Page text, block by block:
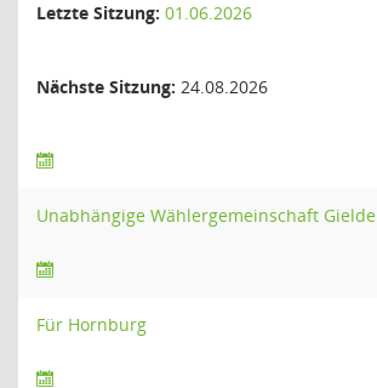
Letzte Sitzung: 01.06.2026
Nächste Sitzung: 24.08.2026
Unabhängige Wählergemeinschaft Gielde
Für Hornburg